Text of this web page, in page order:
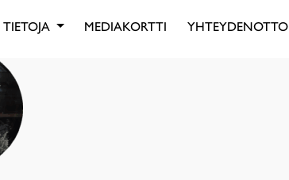
TIETOJA MEDIAKORTTI YHTEYDENOTTO